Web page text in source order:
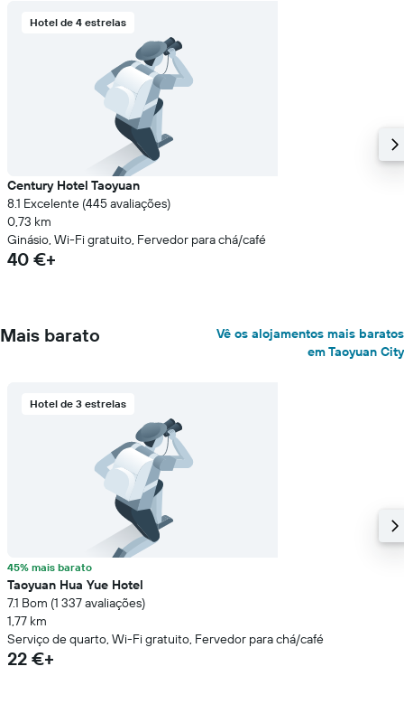
Hotel de 4 estrelas
Century Hotel Taoyuan
8.1 Excelente (445 avaliações)
0,73 km
Ginásio, Wi-Fi gratuito, Fervedor para chá/café
40 €+
Mais barato
Vê os alojamentos mais baratos
em Taoyuan City
Hotel de 3 estrelas
45% mais barato
Taoyuan Hua Yue Hotel
7.1 Bom (1 337 avaliações)
1,77 km
Serviço de quarto, Wi-Fi gratuito, Fervedor para chá/café
22 €+